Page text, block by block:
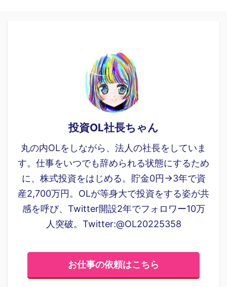
投資OL社長ちゃん
丸の内OLをしながら、法人の社長をしていま
す。仕事をいつでも辞められる状態にするため
に、株式投資をはじめる。貯金0円→3年で資
産2,700万円。OLが等身大で投資をする姿が共
感を呼び、Twitter開設2年でフォロワー10万
人突破。Twitter:@OL20225358
お仕事の依頼はこちら